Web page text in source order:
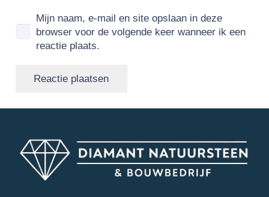
Mijn naam, e-mail en site opslaan in deze
browser voor de volgende keer wanneer ik een
reactie plaats.
Reactie plaatsen